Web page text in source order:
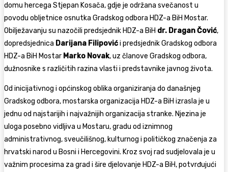
domu hercega Stjepan Kosača, gdje je održana svečanost u
povodu obljetnice osnutka Gradskog odbora HDZ-a BiH Mostar.
Obilježavanju su nazočili predsjednik HDZ-a BiH dr. Dragan Čović,
dopredsjednica Darijana Filipovići predsjednik Gradskog odbora
HDZ-a BiH Mostar Marko Novak, uz članove Gradskog odbora,
dužnosnike s različitih razina vlasti i predstavnike javnog života.
Od inicijativnog i općinskog oblika organiziranja do današnjeg
Gradskog odbora, mostarska organizacija HDZ-a BiH izrasla je u
jednu od najstarijih i najvažnijih organizacija stranke. Njezina je
uloga posebno vidljiva u Mostaru, gradu od iznimnog
administrativnog, sveučilišnog, kulturnog i političkog značenja za
hrvatski narod u Bosni i Hercegovini. Kroz svoj rad sudjelovala je u
važnim procesima za grad i šire djelovanje HDZ-a BiH, potvrđujući